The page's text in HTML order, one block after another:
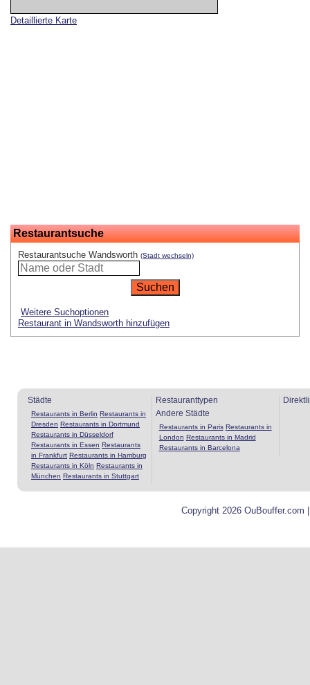
Detaillierte Karte
Restaurantsuche
Restaurantsuche Wandsworth (Stadt wechseln)
Weitere Suchoptionen
Restaurant in Wandsworth hinzufügen
Städte
Restaurants in Berlin Restaurants in
Dresden Restaurants in Dortmund
Restaurants in Düsseldorf
Restaurants in Essen Restaurants
in Frankfurt Restaurants in Hamburg
Restaurants in Köln Restaurants in
München Restaurants in Stuttgart
Restauranttypen
Andere Städte
Restaurants in Paris Restaurants in
London Restaurants in Madrid
Restaurants in Barcelona
Copyright 2026 OuBouffer.com